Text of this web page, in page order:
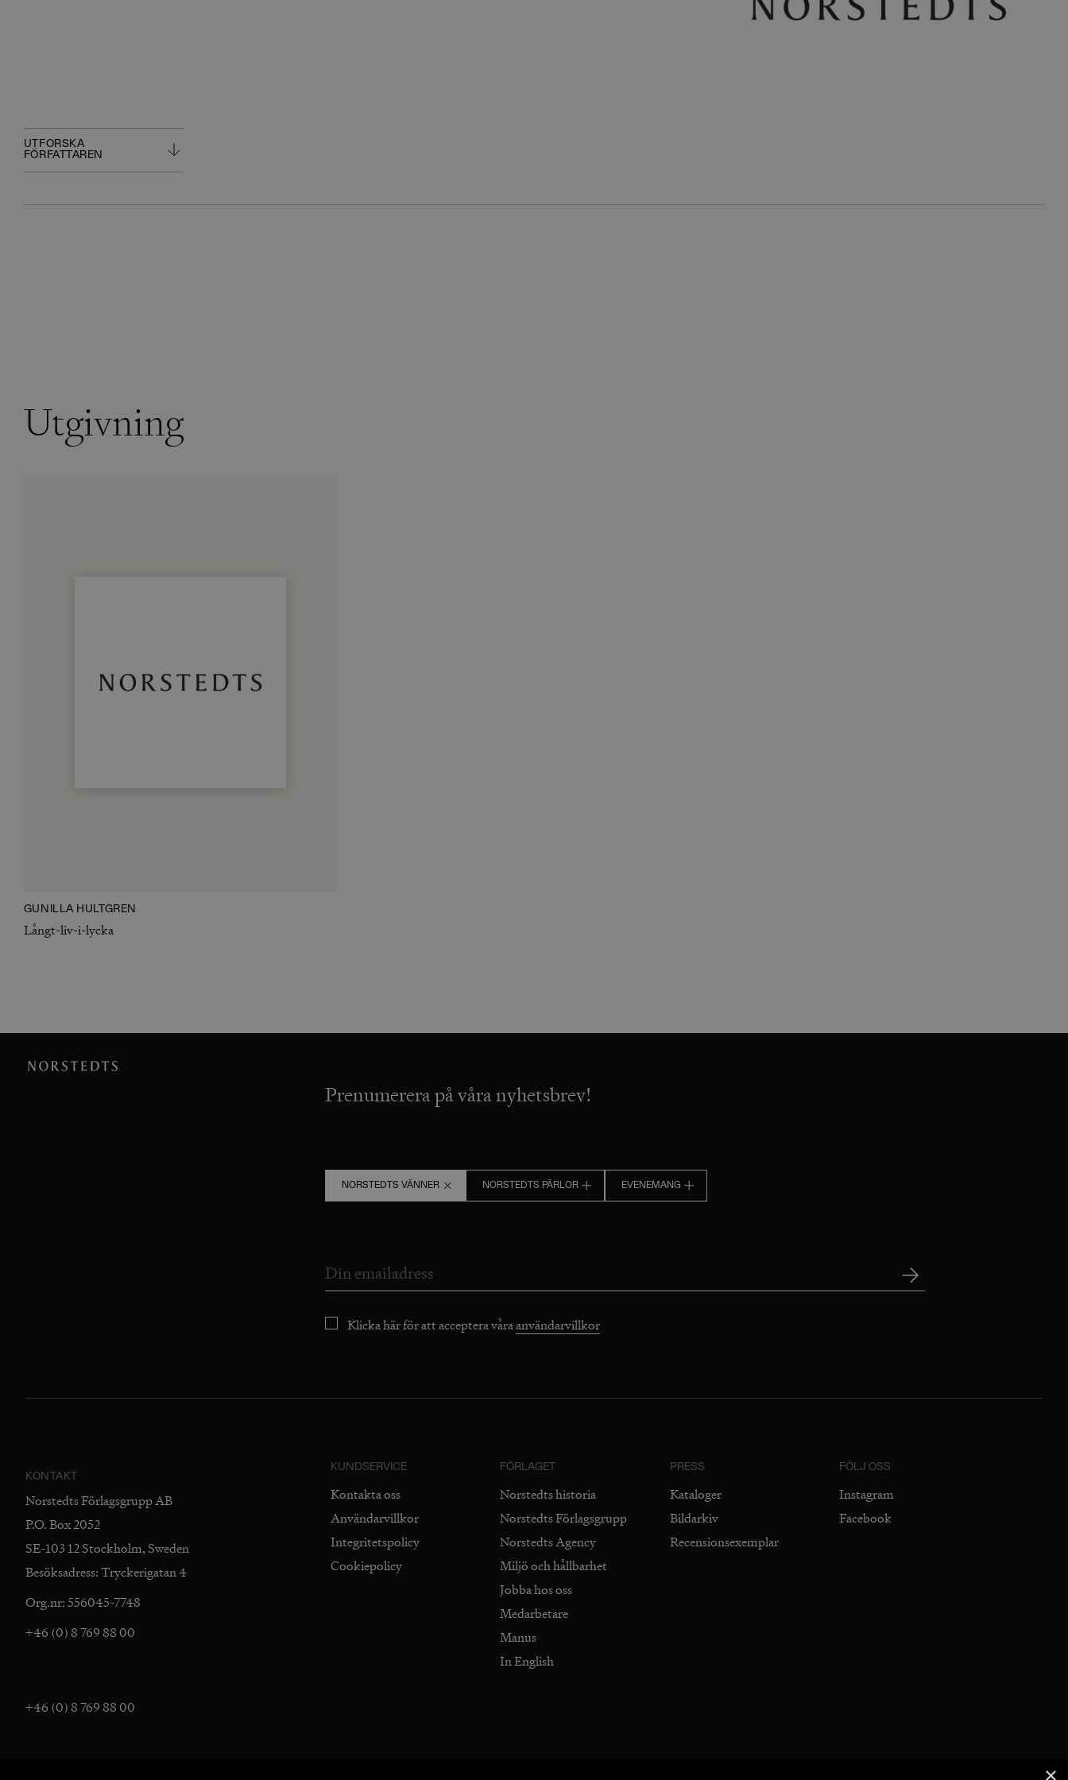
UTFORSKA
FÖRFATTAREN
Utgivning
GUNILLA HULTGREN
Långt-liv-i-lycka
Prenumerera på våra nyhetsbrev!
NORSTEDTS VÄNNER NORSTEDTS PÄRLOR EVENEMANG
Klicka här för att acceptera våraanvändarvillkor
KONTAKT
Norstedts Förlagsgrupp AB
P.O. Box 2052
SE-103 12 Stockholm, Sweden
Besöksadress: Tryckerigatan 4
Org.nr: 556045-7748
+46 (0) 8 769 88 00
+46 (0) 8 769 88 00
KUNDSERVICE
Kontakta oss
Användarvillkor
Integritetspolicy
Cookiepolicy
FÖRLAGET
Norstedts historia
Norstedts Förlagsgrupp
Norstedts Agency
Miljö och hållbarhet
Jobba hos oss
Medarbetare
Manus
In English
PRESS
Kataloger
Bildarkiv
Recensionsexemplar
FÖLJ OSS
Instagram
Facebook